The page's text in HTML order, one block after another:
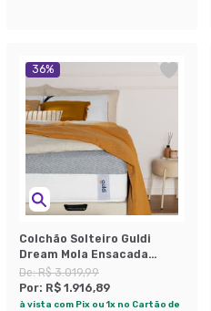
36%
Colchão Solteiro Guldi
Dream Mola Ensacada
(30x88x188) Cinza e Branco
De:R$ 3.019,99
Por: R$ 1.916,89
à vista com Pix ou 1x no Cartão de